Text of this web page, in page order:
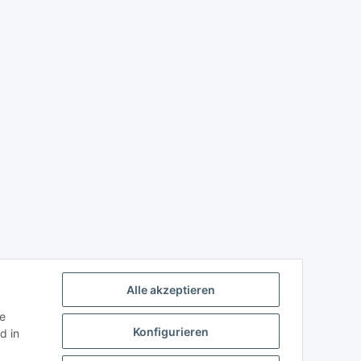
in
Alle akzeptieren
Konfigurieren